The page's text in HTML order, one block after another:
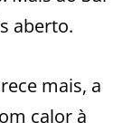
aberto.
mais, a
calor à